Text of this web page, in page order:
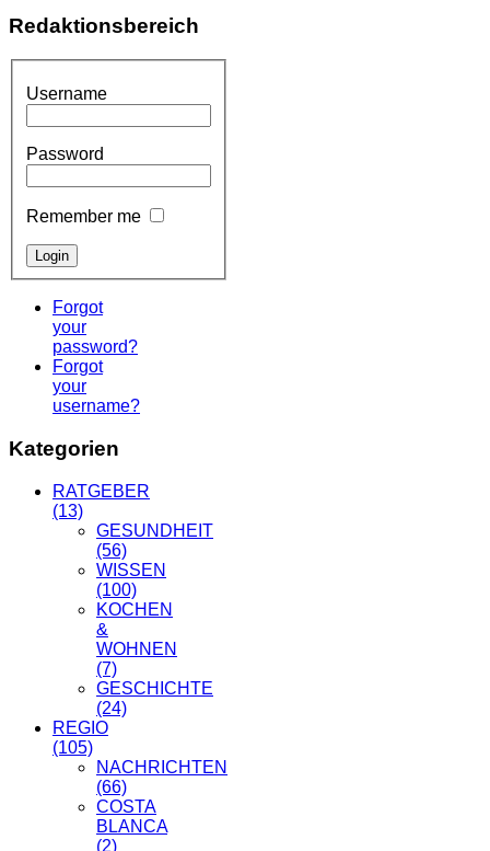
Redaktionsbereich
Username
Password
Remember me
Forgot
your
password?
Forgot
your
username?
Kategorien
RATGEBER
(13)
GESUNDHEIT
(56)
WISSEN
(100)
KOCHEN
&
WOHNEN
(7)
GESCHICHTE
(24)
REGIO
(105)
NACHRICHTEN
(66)
COSTA
BLANCA
(2)